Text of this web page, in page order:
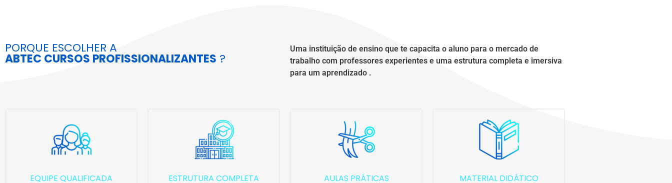
PORQUE ESCOLHER A
ABTEC CURSOS PROFISSIONALIZANTES ?
Uma instituição de ensino que te capacita o aluno para o mercado de
trabalho com professores experientes e uma estrutura completa e imersiva
para um aprendizado .
EQUIPE QUALIFICADA ESTRUTURA COMPLETA AULAS PRÁTICAS MATERIAL DIDÁTICO